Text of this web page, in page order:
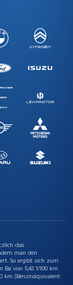
das
man den
So ergibt sich zum
von 5,42 1/100 km.
km (Benzinäquivalent